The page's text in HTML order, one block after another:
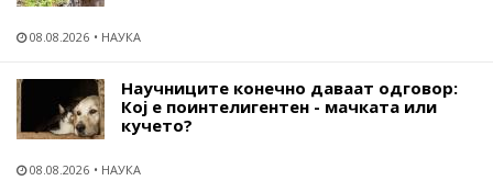
08.08.2026 НАУКА
Научниците конечно даваат одговор:
Кој е поинтелигентен - мачката или
кучето?
08.08.2026 НАУКА